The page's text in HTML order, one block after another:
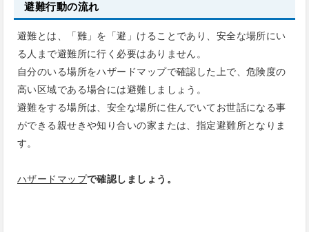
避難行動の流れ
避難とは、「難」を「避」けることであり、安全な場所にい
る人まで避難所に行く必要はありません。
自分のいる場所をハザードマップで確認した上で、危険度の
高い区域である場合には避難しましょう。
避難をする場所は、安全な場所に住んでいてお世話になる事
ができる親せきや知り合いの家または、指定避難所となりま
す。
ハザードマップで確認しましょう。